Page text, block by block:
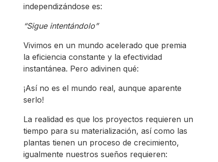
independizándose es:
“Sigue intentándolo”
Vivimos en un mundo acelerado que premia
la eficiencia constante y la efectividad
instantánea. Pero adivinen qué:
¡Así no es el mundo real, aunque aparente
serlo!
La realidad es que los proyectos requieren un
tiempo para su materialización, así como las
plantas tienen un proceso de crecimiento,
igualmente nuestros sueños requieren: